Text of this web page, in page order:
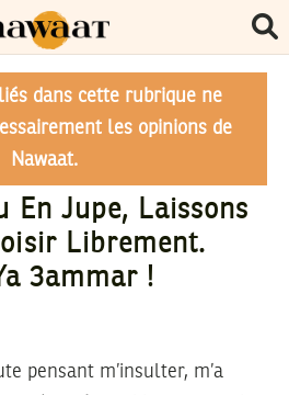
dans cette rubrique ne
les opinions de
Nawaat.
En Jupe, Laissons
Librement.
3ammar !
pensant m’insulter, m’a